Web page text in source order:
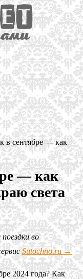
в сентябре — как
— как
света
во
Sutochno.ru →
2024 года? Как